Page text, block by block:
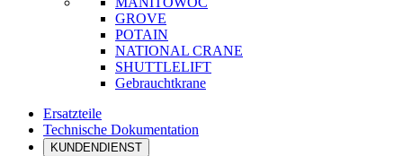
GROVE
POTAIN
NATIONAL CRANE
SHUTTLELIFT
Gebrauchtkrane
Ersatzteile
Technische Dokumentation
KUNDENDIENST